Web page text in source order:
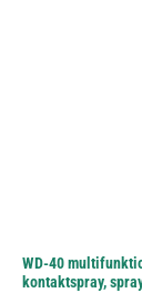
WD-40
kontaktspray,